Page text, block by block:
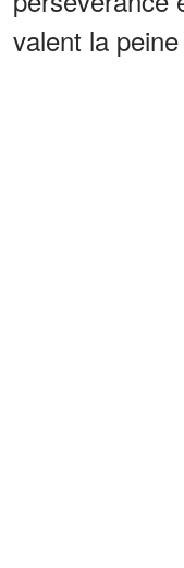
valent la